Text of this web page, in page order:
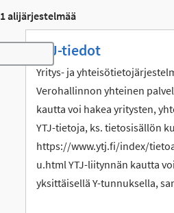
1 alijärjestelmää
Toggle navigation
YTJ-tiedot
Yritys- ja
Verohallinnon yhteinen
kautta voi hakea yritysten,
YTJ-tietoja, ks. tietosisällön
https://www.ytj.fi/index/
u.html YTJ-liitynnän kautta
yksittäisellä Y-tunnuksella,